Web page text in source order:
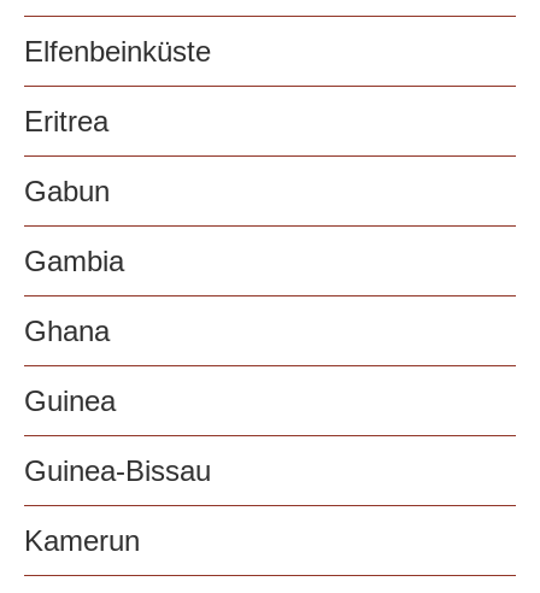
Elfenbeinküste
Eritrea
Gabun
Gambia
Ghana
Guinea
Guinea-Bissau
Kamerun